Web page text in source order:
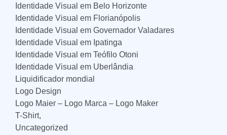
Identidade Visual em Belo Horizonte
Identidade Visual em Florianópolis
Identidade Visual em Governador Valadares
Identidade Visual em Ipatinga
Identidade Visual em Teófilo Otoni
Identidade Visual em Uberlândia
Liquidificador mondial
Logo Design
Logo Maier – Logo Marca – Logo Maker
T-Shirt,
Uncategorized